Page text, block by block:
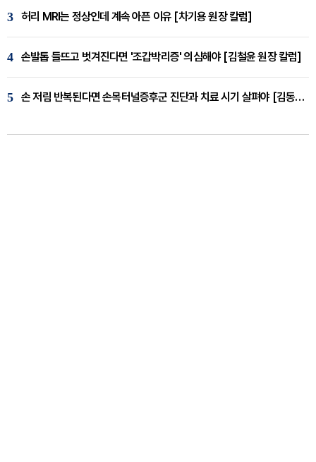
3 허리 MRI는 정상인데 계속 아픈 이유 [차기용 원장 칼럼]
4 손발톱 들뜨고 벗겨진다면 '조갑박리증' 의심해야 [김철윤 원장 칼럼]
5 손 저림 반복된다면 손목터널증후군 진단과 치료 시기 살펴야 [김동현 원장 칼럼]